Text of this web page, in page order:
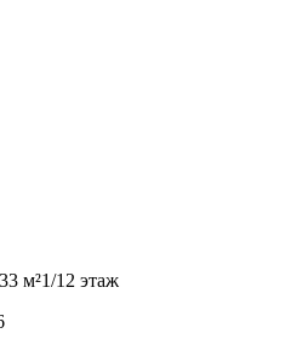
м²1/12 этаж